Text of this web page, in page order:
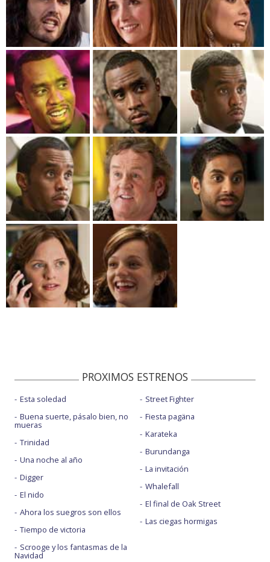
PROXIMOS ESTRENOS
Esta soledad
Buena suerte, pásalo bien, no
mueras
Trinidad
Una noche al año
Digger
El nido
Ahora los suegros son ellos
Tiempo de victoria
Scrooge y los fantasmas de la
Navidad
Street Fighter
Fiesta pagäna
Karateka
Burundanga
La invitación
Whalefall
El final de Oak Street
Las ciegas hormigas